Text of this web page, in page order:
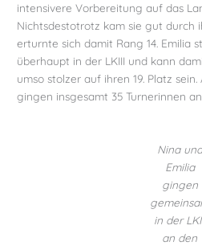
intensivere Vorbereitung auf das
Nichtsdestotrotz kam sie gut durch
erturnte sich damit Rang 14. Emilia
überhaupt in der LKIII und kann
umso stolzer auf ihren 19. Platz
gingen insgesamt 35 Turnerinnen
Nina und
Emilia
gingen
in der
an den